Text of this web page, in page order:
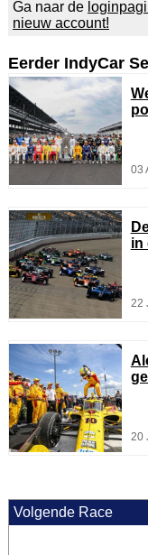
Ga naar de
nieuw account!
Eerder IndyCar
03
in
22
20
Volgende Race